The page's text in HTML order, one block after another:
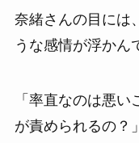
奈緒さんの目には
うな感情が浮かん
「率直なのは悪
が責められるの？